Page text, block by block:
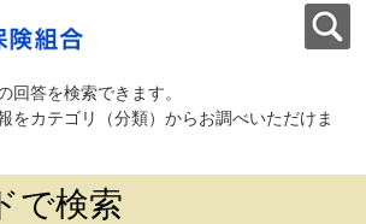
回答を検索できます。
をカテゴリ（分類）からお調べいただけま
で検索